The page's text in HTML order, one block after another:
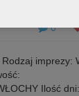
0
imprezy:
Ilość